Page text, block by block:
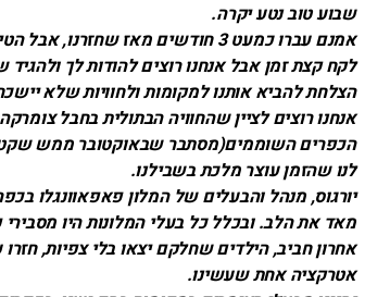
שבוע טוב נטע יקרה.
אמנם עברו כמעט 3 חודשים מאז שחזרנו, אבל הטיול המשפחתי ליוון היה בדיוק כמו שדמיינו.
לקח קצת זמן אבל אנחנו רוצים להודות לך
הצלחת להביא אותנו למקומות ולחוויות שלא
אנחנו רוצים לציין שהחוויה הבתולית בחבל
הכפרים השוממים(מסתבר שבאוקטובר ממש שקט
לנו שהזמן עוצר מלכת בשבילנו.
יורגוס, מנהל והבעלים של המלון פאפאוונגלו
מאד את הלב. ובכלל כל בעלי המלונות היו מסבירי
אחרון חביב, הילדים שחלקם יצאו בלי צפיות,
אטרקציה אחת שעשינו.